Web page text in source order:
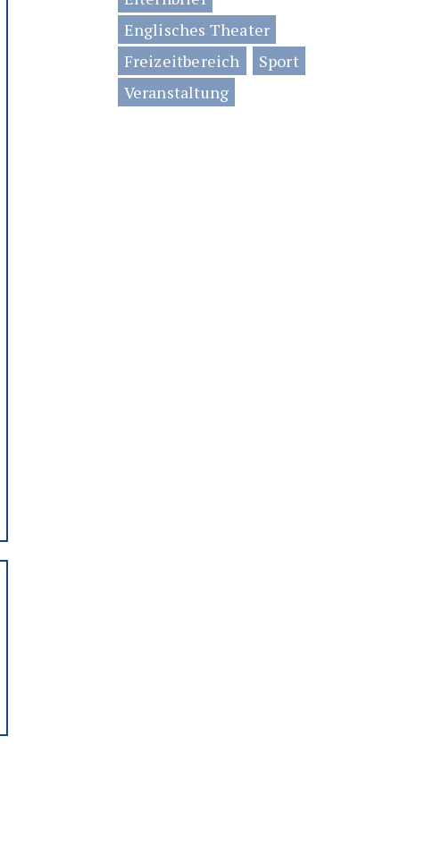
Englisches Theater
Freizeitbereich
Sport
Veranstaltung